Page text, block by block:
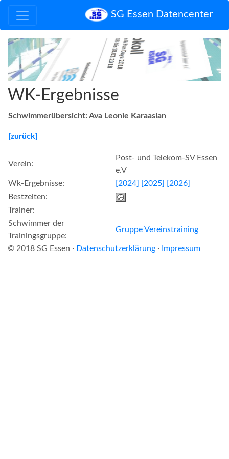
SG Essen Datencenter
WK-Ergebnisse
Schwimmerübersicht: Ava Leonie Karaaslan
[zurück]
Verein:
Post- und Telekom-SV Essen
e.V
Wk-Ergebnisse:
[2024] [2025]
[2026]
Bestzeiten:
Trainer:
Schwimmer der
Trainingsgruppe:
Gruppe Vereinstraining
© 2018 SG Essen · Datenschutzerklärung · Impressum